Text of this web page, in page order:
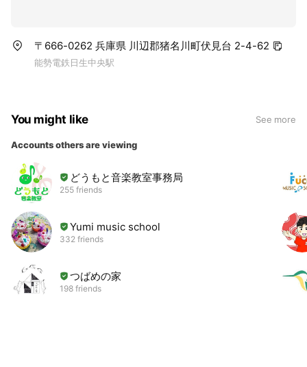
〒666-0262 兵庫県 川辺郡猪名川町伏見台 2-4-62
能勢電鉄日生中央駅
You might like See more
Accounts others are viewing
どうもと音楽教室事務局
255 friends
Yumi music school
332 friends
つばめの家
198 friends